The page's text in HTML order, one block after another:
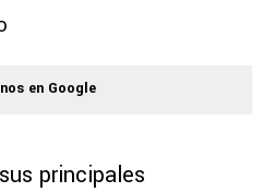
en Google
principales